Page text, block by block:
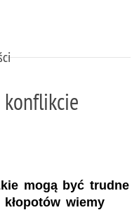
mogą być trudne
wiemy